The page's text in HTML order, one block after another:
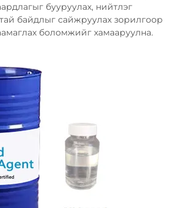
бууруулах, нийтлэг
байдлыг сайжруулах зорилгоор
боломжийг хамааруулна.